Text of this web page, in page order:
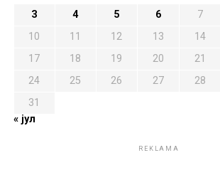
3
4 5 6 7
10
11 12 13 14
17
18 19 20 21
24
25 26 27 28
31
« јул
REKLAMA